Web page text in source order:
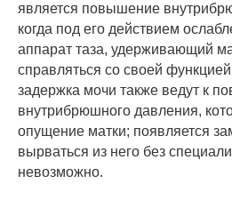
является повышение
когда под его действием
аппарат таза, удерживающий
справляться со своей
задержка мочи также ведут к
внутрибрюшного давления,
опущение матки; появляется
вырваться из него без
невозможно.